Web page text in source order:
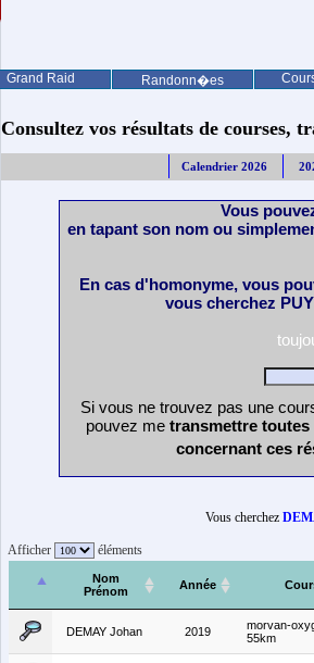
Grand Raid Randonn�es
Consultez vos résultats de courses,
Calendrier 2026
Vous
en tapant son nom ou
En cas d'homonyme, vous
vous cherchez
Si vous ne trouvez pas une
pouvez me transmettre
concernant ces
Vous cherchez
Afficher éléments
Nom
Prénom
Année
DEMAY Johan 2019
morvan-
55km